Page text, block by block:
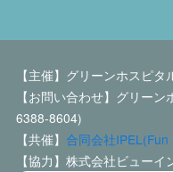
【主催】グリーンホスピ
【お問い合わせ】グリー
6388-8604)
【共催】 合同会社
【協力】株式会社ビューイ